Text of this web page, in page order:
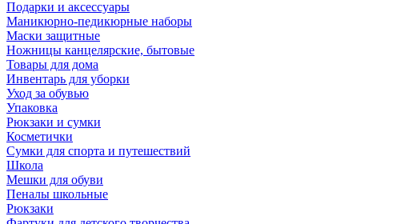
Подарки и аксессуары
Маникюрно-педикюрные наборы
Маски защитные
Ножницы канцелярские, бытовые
Товары для дома
Инвентарь для уборки
Уход за обувью
Упаковка
Рюкзаки и сумки
Косметички
Сумки для спорта и путешествий
Школа
Мешки для обуви
Пеналы школьные
Рюкзаки